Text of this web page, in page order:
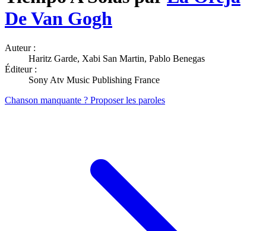
De Van Gogh
Auteur :
Haritz Garde, Xabi San Martin, Pablo Benegas
Éditeur :
Sony Atv Music Publishing France
Chanson manquante ? Proposer les paroles